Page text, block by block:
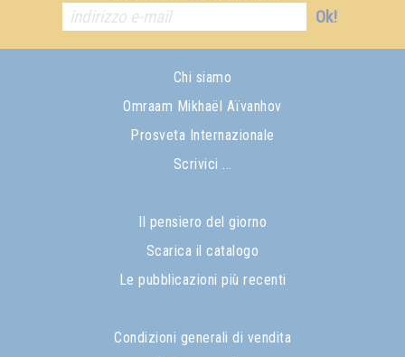
Ok!
Chi siamo
Omraam Mikhaël Aïvanhov
Prosveta Internazionale
Scrivici ...
Il pensiero del giorno
Scarica il catalogo
Le pubblicazioni più recenti
Condizioni generali di vendita